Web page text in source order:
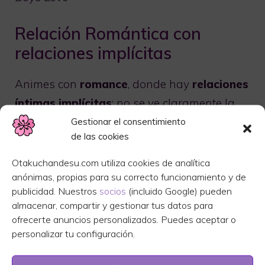
Gestionar el consentimiento
de las cookies
Otakuchandesu.com utiliza cookies de analítica
anónimas, propias para su correcto funcionamiento y de
publicidad. Nuestros socios (incluido Google) pueden
almacenar, compartir y gestionar tus datos para
ofrecerte anuncios personalizados. Puedes aceptar o
personalizar tu configuración.
Relación Romántica con
relaciones implícitas
Animes con romance, donde hay relaciones
íntimas implícitas: no se ve claramente la
escena como tal, pero dejan claro en el
anime que han tenido relaciones.
Normalmente estos animes son censurados
con respecto al manga original, para llegar
a un público mayor y no sufrir censura en el
anime producido.
Las obras de Shungiku Nakamura, mangaka